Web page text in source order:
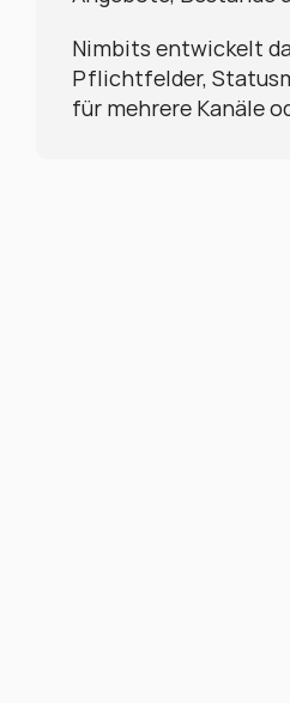
Nimbits entwickelt
Pflichtfelder,
für mehrere Kanäle